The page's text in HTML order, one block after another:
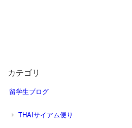
カテゴリ
留学生ブログ
THAIサイアム便り